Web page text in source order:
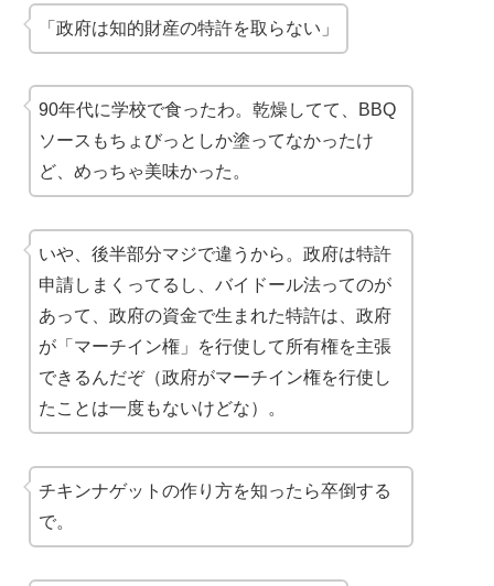
「政府は知的財産の特許を取らない」
90年代に学校で食ったわ。乾燥してて、BBQ
ソースもちょびっとしか塗ってなかったけ
ど、 めっちゃ美味かった 。
いや、後半部分マジで違うから。政府は特許
申請しまくってるし、バイドール法ってのが
あって、政府の資金で生まれた特許は、政府
が「マーチイン権」を行使して 所有権を主張
できるんだぞ（政府がマーチイン権を行使し
たことは一度もないけどな）。
チキンナゲットの作り方を知ったら卒倒する
で。